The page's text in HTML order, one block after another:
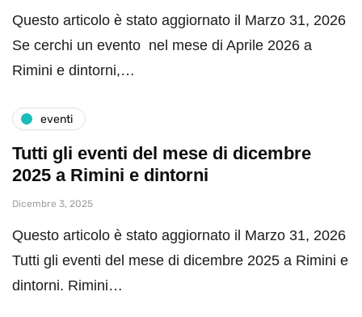
Questo articolo è stato aggiornato il Marzo 31, 2026
Se cerchi un evento nel mese di Aprile 2026 a
Rimini e dintorni,…
eventi
Tutti gli eventi del mese di dicembre
2025 a Rimini e dintorni
Dicembre 3, 2025
Questo articolo è stato aggiornato il Marzo 31, 2026
Tutti gli eventi del mese di dicembre 2025 a Rimini e
dintorni. Rimini…